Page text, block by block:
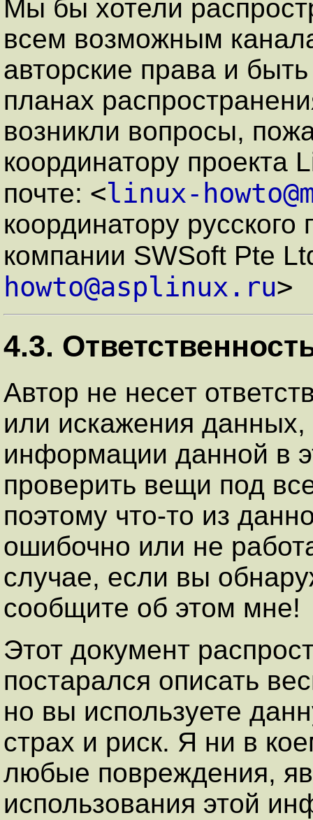
Мы бы хотели
всем возможным
авторские права и
планах
возникли вопросы,
координатору проекта
почте: <linux-
координатору
компании SWSoft Pte
howto@asplinux.ru>
4.3.
Автор не несет
или искажения данных,
информации данной в
проверить вещи под
поэтому что-то из
ошибочно или не
случае, если вы
сообщите об этом мне!
Этот документ
постарался описать
но вы используете
страх и риск. Я ни в
любые повреждения,
использования этой